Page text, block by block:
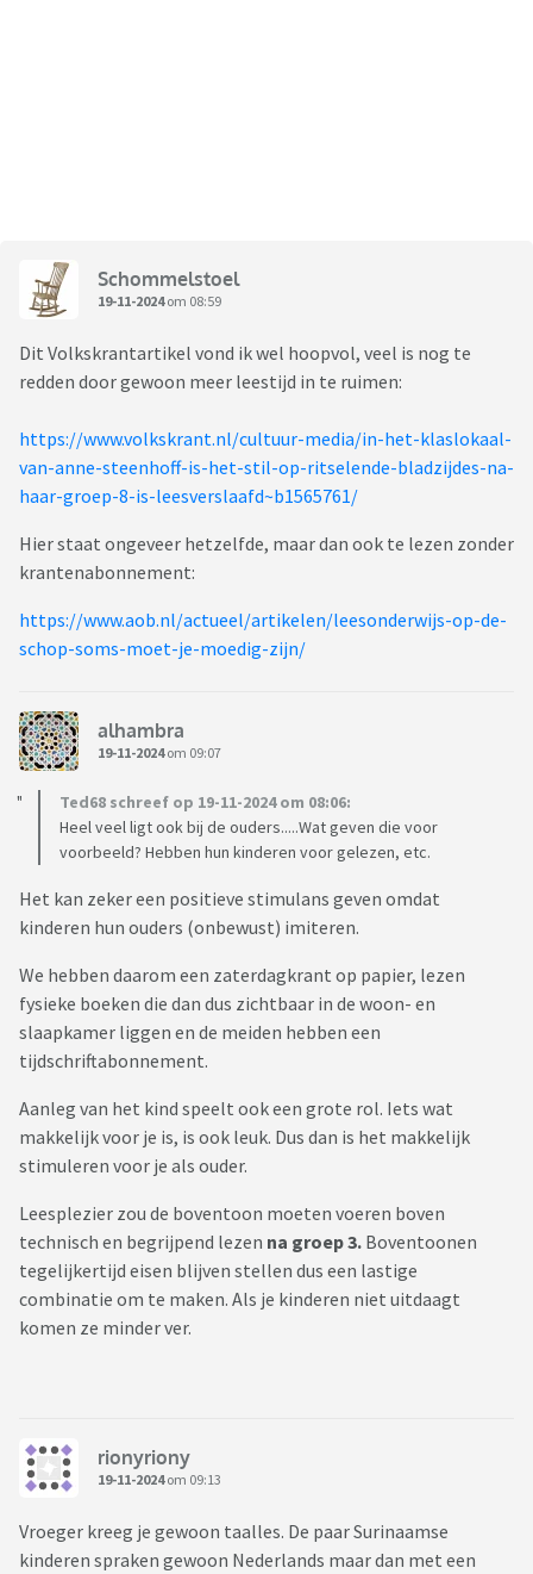
Schommelstoel
19-11-2024om 08:59
Dit Volkskrantartikel vond ik wel hoopvol, veel is nog te
redden door gewoon meer leestijd in te ruimen:
https://www.volkskrant.nl/cultuur-media/in-het-klaslokaal-
van-anne-steenhoff-is-het-stil-op-ritselende-bladzijdes-na-
haar-groep-8-is-leesverslaafd~b1565761/
Hier staat ongeveer hetzelfde, maar dan ook te lezen zonder
krantenabonnement:
https://www.aob.nl/actueel/artikelen/leesonderwijs-op-de-
schop-soms-moet-je-moedig-zijn/
alhambra
19-11-2024om 09:07
Ted68 schreef op 19-11-2024 om 08:06:
Heel veel ligt ook bij de ouders.....Wat geven die voor
voorbeeld? Hebben hun kinderen voor gelezen, etc.
Het kan zeker een positieve stimulans geven omdat
kinderen hun ouders (onbewust) imiteren.
We hebben daarom een zaterdagkrant op papier, lezen
fysieke boeken die dan dus zichtbaar in de woon- en
slaapkamer liggen en de meiden hebben een
tijdschriftabonnement.
Aanleg van het kind speelt ook een grote rol. Iets wat
makkelijk voor je is, is ook leuk. Dus dan is het makkelijk
stimuleren voor je als ouder.
Leesplezier zou de boventoon moeten voeren boven
technisch en begrijpend lezen na groep 3. Boventoonen
tegelijkertijd eisen blijven stellen dus een lastige
combinatie om te maken. Als je kinderen niet uitdaagt
komen ze minder ver.
rionyriony
19-11-2024om 09:13
Vroeger kreeg je gewoon taalles. De paar Surinaamse
kinderen spraken gewoon Nederlands maar dan met een